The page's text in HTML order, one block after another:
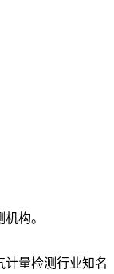
构。
计量检测行业知名